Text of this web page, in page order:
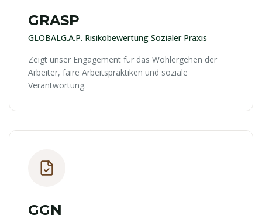
GRASP
GLOBALG.A.P. Risikobewertung Sozialer Praxis
Zeigt unser Engagement für das Wohlergehen der
Arbeiter, faire Arbeitspraktiken und soziale
Verantwortung.
GGN